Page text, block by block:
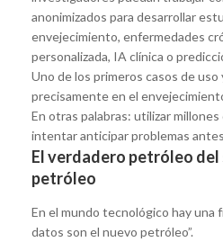
anonimizados para desarrollar
envejecimiento, enfermedades
personalizada, IA clínica o
Uno de los primeros casos de
precisamente en el
En otras palabras: utilizar
intentar anticipar problemas
El verdadero petróleo del
petróleo
En el mundo tecnológico hay una
datos son el nuevo petróleo”.